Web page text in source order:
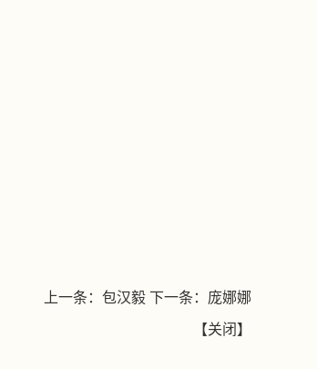
上一条： 包汉毅 下一条： 庞娜娜
【关闭 】